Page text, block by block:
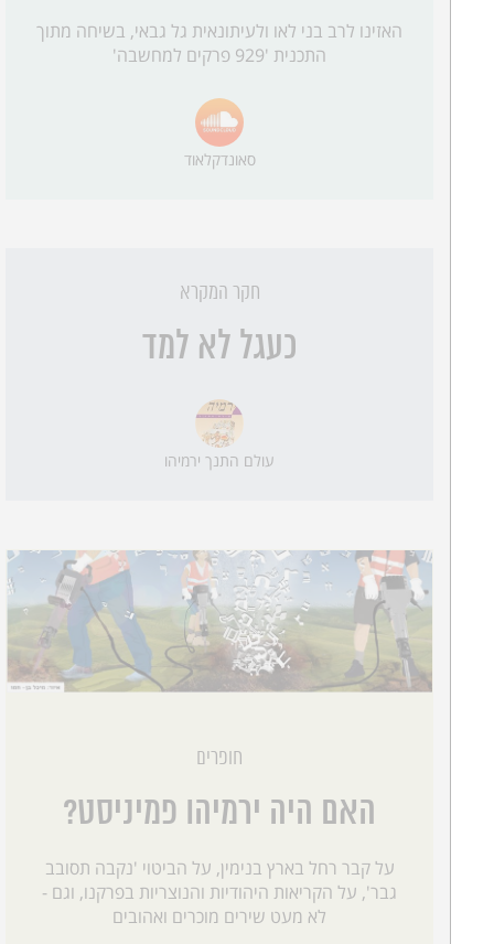
האזינו לרב בני לאו ולעיתונאית גל גבאי, בשיחה מתוך
התכנית '929 פרקים למחשבה'
סאונדקלאוד
חקר המקרא
כעגל לא למד
עולם התנך ירמיהו
חופרים
האם היה ירמיהו פמיניסט?
על קבר רחל בארץ בנימין, על הביטוי 'נקבה תסובב
גבר', על הקריאות היהודיות והנוצריות בפרקנו, וגם -
לא מעט שירים מוכרים ואהובים